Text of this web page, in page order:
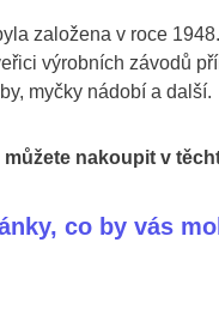
založena v roce
výrobních závodů
myčky nádobí a další.
můžete nakoupit v
co by vás